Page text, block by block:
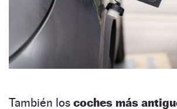
También los coches más